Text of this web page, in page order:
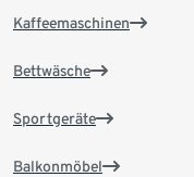
Kaffeemaschinen
Bettwäsche
Sportgeräte
Balkonmöbel